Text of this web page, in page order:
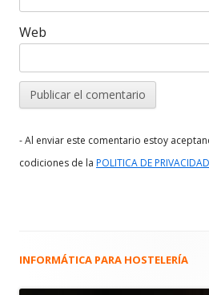
Web
- Al enviar este comentario estoy
codiciones de la POLITICA DE PRIVACIDAD
Barra
INFORMÁTICA PARA HOSTELERÍA